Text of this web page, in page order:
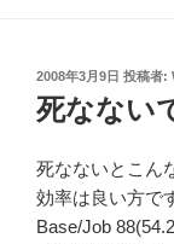
投
稿
日:
2008年3月9日 投稿者:
死なない
死なないとこん
効率は良い方で
Base/Job